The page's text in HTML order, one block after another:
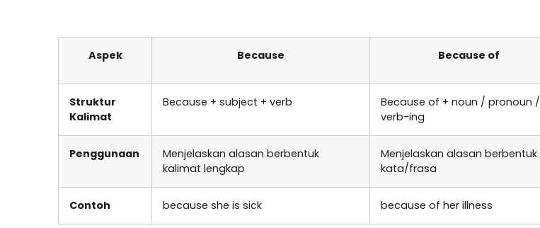
Aspek Because Because of
Struktur
Kalimat
Because + subject + verb
Because of + noun / pronoun /
verb-ing
Penggunaan
Menjelaskan alasan berbentuk
kalimat lengkap
Menjelaskan alasan berbentuk
kata/frasa
Contoh because she is sick because of her illness